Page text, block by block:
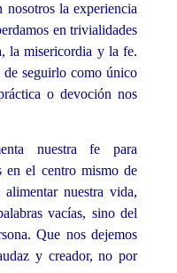
la experiencia
en trivialidades
la misericordia y la fe.
seguirlo como único
o devoción nos
nuestra fe para
en el centro mismo de
nuestra vida,
vacías, sino del
Que nos dejemos
y creador, no por